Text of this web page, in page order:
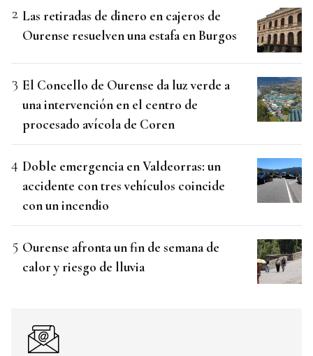
Las retiradas de dinero en cajeros de
Ourense resuelven una estafa en Burgos
El Concello de Ourense da luz verde a
una intervención en el centro de
procesado avícola de Coren
Doble emergencia en Valdeorras: un
accidente con tres vehículos coincide
con un incendio
Ourense afronta un fin de semana de
calor y riesgo de lluvia